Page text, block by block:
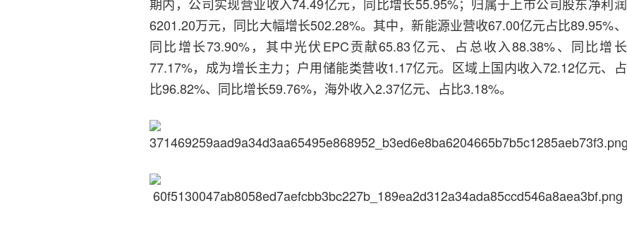
期内，公司实现营业收入74.49亿元，同比增长55.95%；归属于上市公司股东净利润
6201.20万元，同比大幅增长502.28%。其中，新能源业营收67.00亿元占比89.95%、
同比增长73.90%，其中光伏EPC贡献65.83亿元、占总收入88.38%、同比增长
77.17%，成为增长主力；户用储能类营收1.17亿元。区域上国内收入72.12亿元、占
比96.82%、同比增长59.76%，海外收入2.37亿元、占比3.18%。